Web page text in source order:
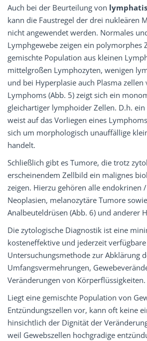
Auch bei der Beurteilung von
kann die Faustregel der drei nukleären
nicht angewendet werden. Normales
Lymphgewebe zeigen ein polymorphes
gemischte Population aus kleinen
mittelgroßen Lymphozyten, wenigen
und bei Hyperplasie auch Plasma zellen
Lymphoms (Abb. 5) zeigt sich ein
gleichartiger lymphoider Zellen. D.h.
weist auf das Vorliegen eines
sich um morphologisch unauffällige
handelt.
Schließlich gibt es Tumore, die trotz
erscheinendem Zellbild ein malignes
zeigen. Hierzu gehören alle endokrinen
Neoplasien, melanozytäre Tumore
Analbeutel­drüsen (Abb. 6) und anderer
Die zytologische Diagnostik ist eine
kosteneffektive und jederzeit verfügbare
Untersuchungsmethode zur Abklärung
Umfangsvermehrungen,
Veränderungen von Körperflüssigkeiten.
Liegt eine gemischte Population von
Entzündungszellen vor, kann oft keine
hinsichtlich der Dignität der
weil Gewebszellen hochgradige